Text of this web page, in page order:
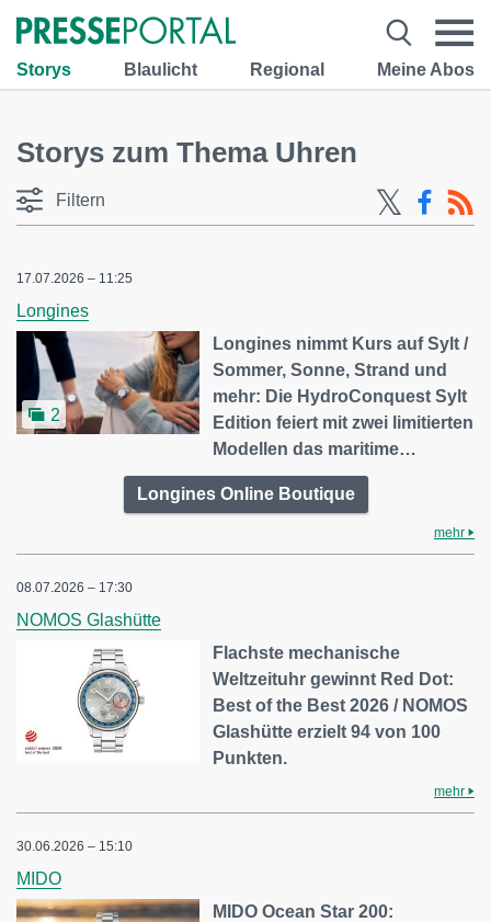
Storys Blaulicht Regional Meine Abos
Storys zum Thema Uhren
Filtern
17.07.2026 – 11:25
Longines
2
Longines nimmt Kurs auf Sylt /
Sommer, Sonne, Strand und
mehr: Die HydroConquest Sylt
Edition feiert mit zwei limitierten
Modellen das maritime…
Longines Online Boutique
mehr
08.07.2026 – 17:30
NOMOS Glashütte
Flachste mechanische
Weltzeituhr gewinnt Red Dot:
Best of the Best 2026 / NOMOS
Glashütte erzielt 94 von 100
Punkten.
mehr
30.06.2026 – 15:10
MIDO
MIDO Ocean Star 200: